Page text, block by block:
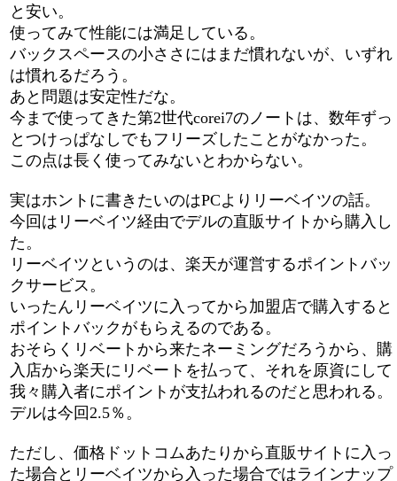
と安い。
使ってみて性能には満足している。
バックスペースの小ささにはまだ慣れないが、いずれ
は慣れるだろう。
あと問題は安定性だな。
今まで使ってきた第2世代corei7のノートは、数年ずっ
とつけっぱなしでもフリーズしたことがなかった。
この点は長く使ってみないとわからない。
実はホントに書きたいのはPCよりリーベイツの話。
今回はリーベイツ経由でデルの直販サイトから購入し
た。
リーベイツというのは、楽天が運営するポイントバッ
クサービス。
いったんリーベイツに入ってから加盟店で購入すると
ポイントバックがもらえるのである。
おそらくリベートから来たネーミングだろうから、購
入店から楽天にリベートを払って、それを原資にして
我々購入者にポイントが支払われるのだと思われる。
デルは今回2.5％。
ただし、価格ドットコムあたりから直販サイトに入っ
た場合とリーベイツから入った場合ではラインナップ